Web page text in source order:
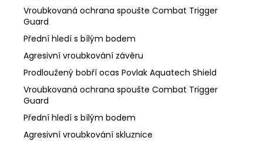
Vroubkovaná ochrana spoušte Combat Trigger
Guard
Přední hledí s bílým bodem
Agresivní vroubkování závěru
Prodloužený bobří ocas Povlak Aquatech Shield
Vroubkovaná ochrana spoušte Combat Trigger
Guard
Přední hledí s bílým bodem
Agresivní vroubkování skluznice